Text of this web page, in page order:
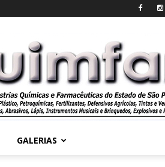
GALERIAS